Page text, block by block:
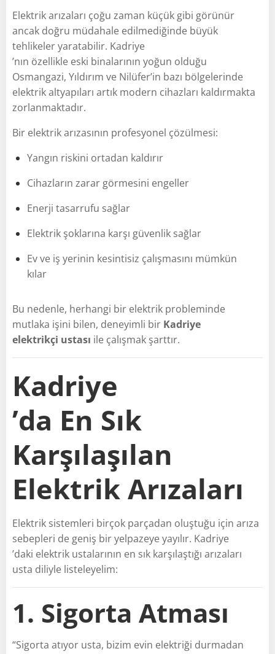
Elektrik arızaları çoğu zaman küçük gibi görünür
ancak doğru müdahale edilmediğinde büyük
tehlikeler yaratabilir. Kadriye
’nın özellikle eski binalarının yoğun olduğu
Osmangazi, Yıldırım ve Nilüfer’in bazı bölgelerinde
elektrik altyapıları artık modern cihazları kaldırmakta
zorlanmaktadır.
Bir elektrik arızasının profesyonel çözülmesi:
Yangın riskini ortadan kaldırır
Cihazların zarar görmesini engeller
Enerji tasarrufu sağlar
Elektrik şoklarına karşı güvenlik sağlar
Ev ve iş yerinin kesintisiz çalışmasını mümkün
kılar
Bu nedenle, herhangi bir elektrik probleminde
mutlaka işini bilen, deneyimli bir Kadriye
elektrikçi ustası ile çalışmak şarttır.
Kadriye
’da En Sık
Karşılaşılan
Elektrik Arızaları
Elektrik sistemleri birçok parçadan oluştuğu için arıza
sebepleri de geniş bir yelpazeye yayılır. Kadriye
’daki elektrik ustalarının en sık karşılaştığı arızaları
usta diliyle listeleyelim:
1. Sigorta Atması
“Sigorta atıyor usta, bizim evin elektriği durmadan